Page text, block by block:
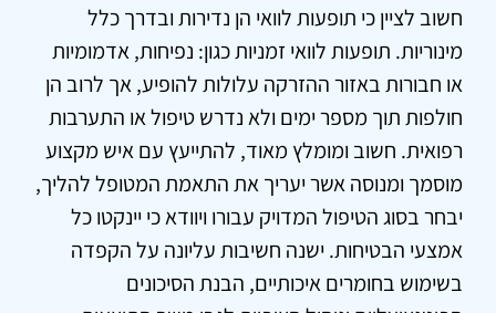
חשוב לציין כי תופעות לוואי הן נדירות ובדרך כלל
מינוריות. תופעות לוואי זמניות כגון: נפיחות, אדמומיות
או חבורות באזור ההזרקה עלולות להופיע, אך לרוב הן
חולפות תוך מספר ימים ולא נדרש טיפול או התערבות
רפואית. חשוב ומומלץ מאוד, להתייעץ עם איש מקצוע
מוסמך ומנוסה אשר יעריך את התאמת המטופל להליך,
יבחר בסוג הטיפול המדויק עבורו ויוודא כי יינקטו כל
אמצעי הבטיחות. ישנה חשיבות עליונה על הקפדה
בשימוש בחומרים איכותיים, הבנת הסיכונים